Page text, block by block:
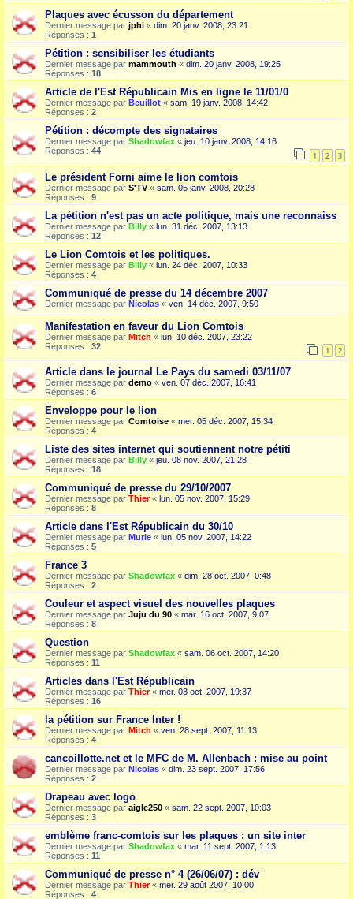
Plaques avec écusson du département
Dernier message par jphi « dim. 20 janv. 2008, 23:21
Réponses : 1
Pétition : sensibiliser les étudiants
Dernier message par mammouth « dim. 20 janv. 2008, 19:25
Réponses : 18
Article de l'Est Républicain Mis en ligne le 11/01/0
Dernier message par Beuillot « sam. 19 janv. 2008, 14:42
Réponses : 2
Pétition : décompte des signataires
Dernier message par Shadowfax « jeu. 10 janv. 2008, 14:16
Réponses : 44 1 2 3
Le président Forni aime le lion comtois
Dernier message par S'TV« sam. 05 janv. 2008, 20:28
Réponses : 9
La pétition n'est pas un acte politique, mais une reconnaiss
Dernier message par Billy « lun. 31 déc. 2007, 13:13
Réponses : 12
Le Lion Comtois et les politiques.
Dernier message par Billy « lun. 24 déc. 2007, 10:33
Réponses : 4
Communiqué de presse du 14 décembre 2007
Dernier message par Nicolas « ven. 14 déc. 2007, 9:50
Manifestation en faveur du Lion Comtois
Dernier message par Mitch « lun. 10 déc. 2007, 23:22
Réponses : 32 1 2
Article dans le journal Le Pays du samedi 03/11/07
Dernier message par demo « ven. 07 déc. 2007, 16:41
Réponses : 6
Enveloppe pour le lion
Dernier message par Comtoise « mer. 05 déc. 2007, 15:34
Réponses : 4
Liste des sites internet qui soutiennent notre pétiti
Dernier message par Billy « jeu. 08 nov. 2007, 21:28
Réponses : 18
Communiqué de presse du 29/10/2007
Dernier message par Thier« lun. 05 nov. 2007, 15:29
Réponses : 8
Article dans l'Est Républicain du 30/10
Dernier message par Murie « lun. 05 nov. 2007, 14:22
Réponses : 5
France 3
Dernier message par Shadowfax « dim. 28 oct. 2007, 0:48
Réponses : 2
Couleur et aspect visuel des nouvelles plaques
Dernier message par Juju du 90 « mar. 16 oct. 2007, 9:07
Réponses : 8
Question
Dernier message par Shadowfax « sam. 06 oct. 2007, 14:20
Réponses : 11
Articles dans l'Est Républicain
Dernier message par Thier« mer. 03 oct. 2007, 19:37
Réponses : 16
la pétition sur France Inter !
Dernier message par Mitch « ven. 28 sept. 2007, 11:13
Réponses : 4
cancoillotte.net et le MFC de M. Allenbach : mise au point
Dernier message par Nicolas « dim. 23 sept. 2007, 17:56
Réponses : 2
Drapeau avec logo
Dernier message par aigle250 « sam. 22 sept. 2007, 10:03
Réponses : 3
emblème franc-comtois sur les plaques : un site inter
Dernier message par Shadowfax « mar. 11 sept. 2007, 1:13
Réponses : 11
Communiqué de presse n° 4 (26/06/07) : dév
Dernier message par Thier« mer. 29 août 2007, 10:00
Réponses : 4